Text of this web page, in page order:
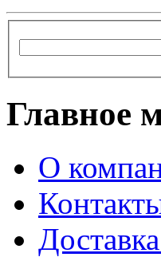
Главное
О